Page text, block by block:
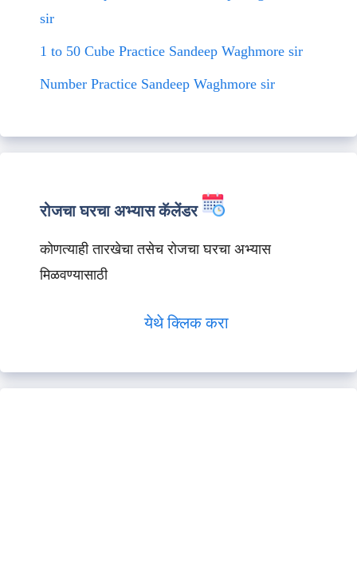
sir
1 to 50 Cube Practice Sandeep Waghmore sir
Number Practice Sandeep Waghmore sir
रोजचा घरचा अभ्यास कॅलेंडर
कोणत्याही तारखेचा तसेच रोजचा घरचा अभ्यास
मिळवण्यासाठी
येथे क्लिक करा